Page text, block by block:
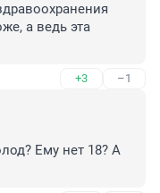
а ведь эта
+3 –1
Ему нет 18? А